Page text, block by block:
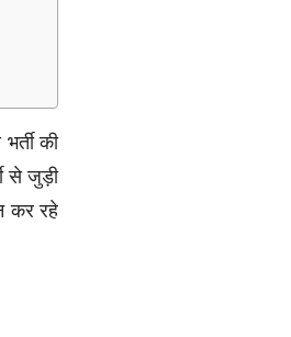
की
से जुड़ी
कर रहे